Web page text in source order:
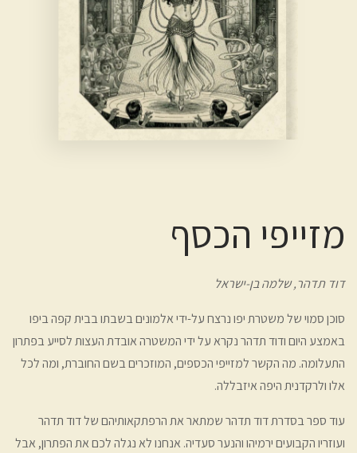
מזייפי הכסף
דוד תדהר,שלמה בן-ישראל
סוכן סמוי של משטרת יפו נרצח על-ידי אלמונים בשבתו בבית קפה ביפו
באמצע היום ודוד תדהר נקרא על ידי המשטרה אובדת העצות לסייע בפתרון
התעלומה. מה הקשר למזייפי הכספים, המוזכרים בשם החוברת, ומה לכל
אלו ולרקדנית היפה איזבללה.
עוד ספר בסדרת דוד תדהר שמתאר את הרפתקאותיהם של דוד תדהר
ועוזריו הקבועים ירמיהו והנער סעדיה. אנחנו לא נגלה לכם את הפתרון, אבל